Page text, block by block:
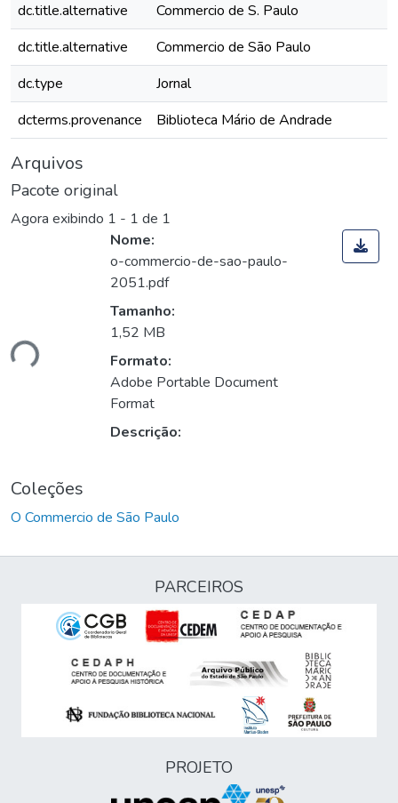
dc.title.alternative
Commercio de S. Paulo
dc.title.alternative
Commercio de São Paulo
dc.type
Jornal
dcterms.provenance
Biblioteca Mário de Andrade
Arquivos
Pacote original
Agora exibindo 1 - 1 de 1
Nome:
o-commercio-de-sao-paulo-
2051.pdf
Tamanho:
1,52 MB
Formato:
Adobe Portable Document
Format
Descrição:
Coleções
O Commercio de São Paulo
PARCEIROS
PROJETO